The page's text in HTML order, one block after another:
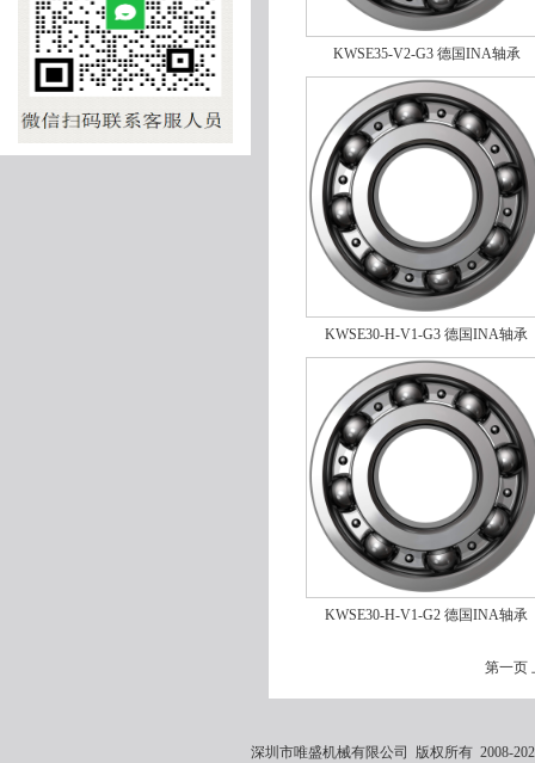
KWSE35-V2-G3 德国INA轴承
NKIA5904
KWSE30-H-V1-G3 德国INA轴承
NKI60/35-XL
KWSE30-H-V1-G2 德国INA轴承
第一页
深圳市唯盛机械有限公司 版权所有 2008-